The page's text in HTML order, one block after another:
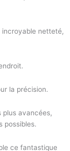
incroyable netteté,
la précision.
plus avancées,
possibles.
ce fantastique